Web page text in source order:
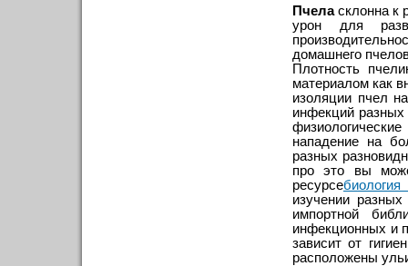
Пчеласклонна к
урон для
домашнего
Плотность
материалом как
изоляции пчел
инфекций
нападение на
разных
про это вы
ресурсе
изучении
импортной
инфекционных и
зависит от
расположены